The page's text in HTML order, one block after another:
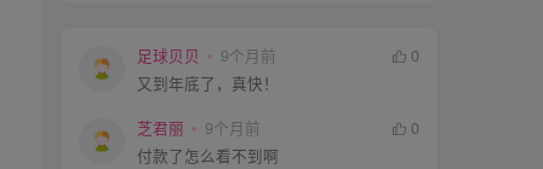
足球贝贝 9个月前
0
又到年底了，真快！
芝君丽 9个月前
0
付款了怎么看不到啊